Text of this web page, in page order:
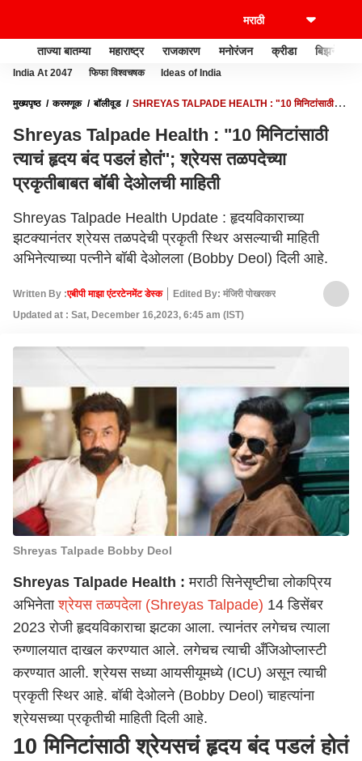
ताज्या बातम्या महाराष्ट्र राजकारण मनोरंजन क्रीडा बिझनेस
India At 2047 फिफा विश्वचषक Ideas of India
मुख्यपृष्ठ करमणूक बॉलीवूड
SHREYAS TALPADE HEALTH : "10 मिनिटांसाठी
Shreyas Talpade Health : "10 मिनिटांसाठी
त्याचं हृदय बंद पडलं होतं"; श्रेयस तळपदेच्या
प्रकृतीबाबत बॉबी देओलची माहिती
Shreyas Talpade Health Update : हृदयविकाराच्या
झटक्यानंतर श्रेयस तळपदेची प्रकृती स्थिर असल्याची माहिती
अभिनेत्याच्या पत्नीने बॉबी देओलला (Bobby Deol) दिली आहे.
Written By :एबीपी माझा एंटरटेनमेंट डेस्क
Edited By: मंजिरी पोखरकर
Updated at : Sat, December 16,2023, 6:45 am (IST)
Shreyas Talpade Bobby Deol
Shreyas Talpade Health : मराठी सिनेसृष्टीचा लोकप्रिय
अभिनेताश्रेयस तळपदेला (Shreyas Talpade) 14 डिसेंबर
2023 रोजी हृदयविकाराचा झटका आला. त्यानंतर लगेचच त्याला
रुग्णालयात दाखल करण्यात आले. लगेचच त्याची अँजिओप्लास्टी
करण्यात आली. श्रेयस सध्या आयसीयूमध्ये (ICU) असून त्याची
प्रकृती स्थिर आहे. बॉबी देओलने (Bobby Deol) चाहत्यांना
श्रेयसच्या प्रकृतीची माहिती दिली आहे.
10 मिनिटांसाठी श्रेयसचं हृदय बंद पडलं होतं